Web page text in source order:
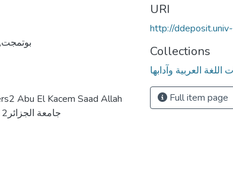
Abu El Kacem Saad Allah
جامعة الجزائر2 أبو القاسم سعد الله
URI
http://
Collections
اللغة العربية وآدابها
Full item page